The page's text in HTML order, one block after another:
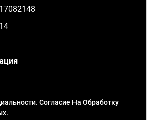
Согласие На Обработку